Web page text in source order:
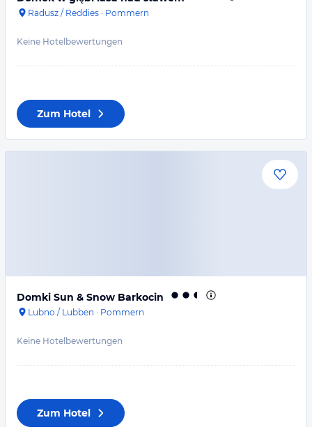
Radusz / Reddies · Pommern
Keine Hotelbewertungen
Zum Hotel
Domki Sun & Snow Barkocin
Lubno / Lubben · Pommern
Keine Hotelbewertungen
Zum Hotel